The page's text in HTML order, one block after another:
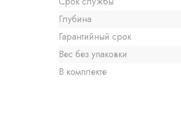
Глубина
Гарантийный срок
Вес без упаковки
В комплекте